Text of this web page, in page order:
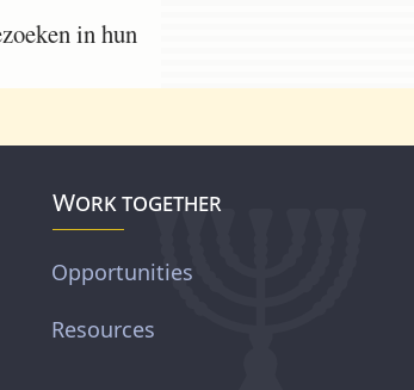
in hun
Work together
Opportunities
Resources